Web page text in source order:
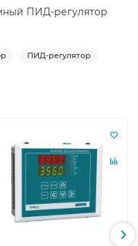
ПИД-регулятор
ПИД-регулятор